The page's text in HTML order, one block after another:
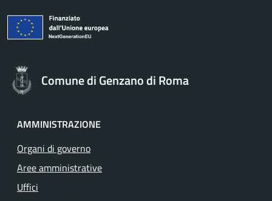
Comune di Genzano di Roma
AMMINISTRAZIONE
Organi di governo
Aree amministrative
Uffici